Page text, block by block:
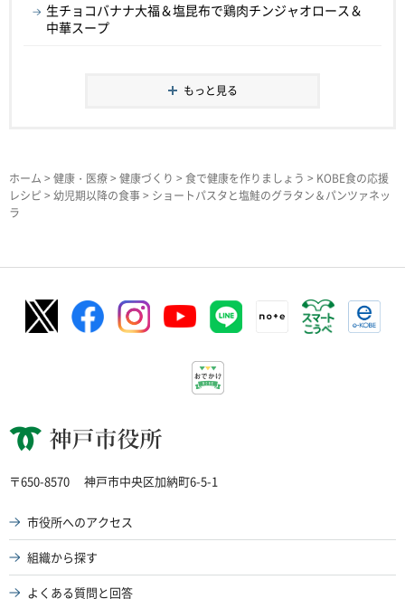
生チョコバナナ大福＆塩昆布で鶏肉チンジャオロース＆
中華スープ
もっと見る
ホーム > 健康・医療> 健康づくり > 食で健康を作りましょう > KOBE食の応援
レシピ > 幼児期以降の食事> ショートパスタと塩鮭のグラタン＆パンツァネッ
ラ
神戸市役所
〒650-8570 神戸市中央区加納町6-5-1
市役所へのアクセス
組織から探す
よくある質問と回答